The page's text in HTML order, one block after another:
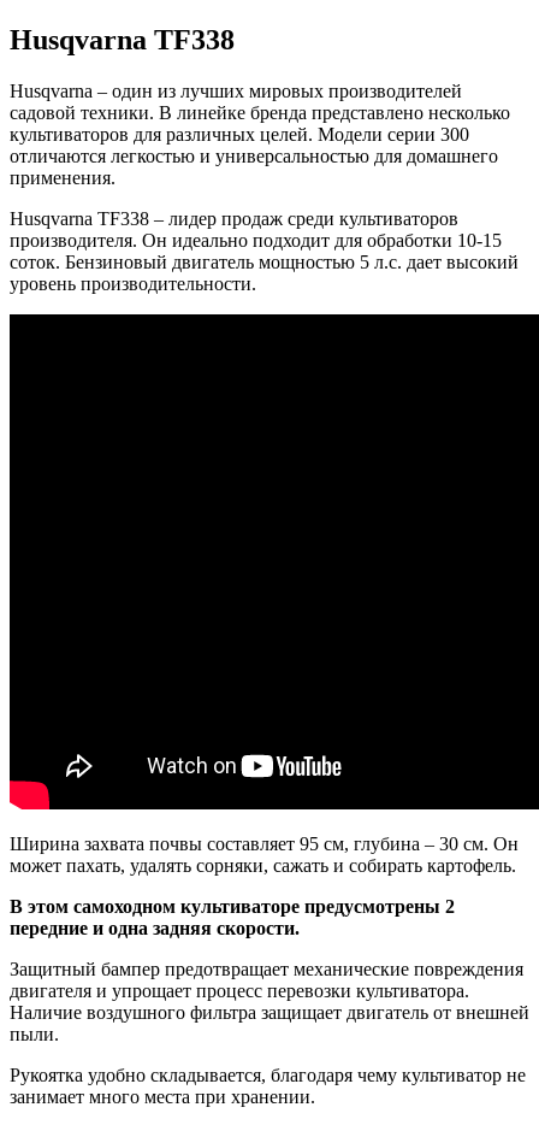
Husqvarna TF338
Husqvarna – один из лучших мировых производителей
садовой техники. В линейке бренда представлено несколько
культиваторов для различных целей. Модели серии 300
отличаются легкостью и универсальностью для домашнего
применения.
Husqvarna TF338 – лидер продаж среди культиваторов
производителя. Он идеально подходит для обработки 10-15
соток. Бензиновый двигатель мощностью 5 л.с. дает высокий
уровень производительности.
Ширина захвата почвы составляет 95 см, глубина – 30 см. Он
может пахать, удалять сорняки, сажать и собирать картофель.
В этом самоходном культиваторе предусмотрены 2
передние и одна задняя скорости.
Защитный бампер предотвращает механические повреждения
двигателя и упрощает процесс перевозки культиватора.
Наличие воздушного фильтра защищает двигатель от внешней
пыли.
Рукоятка удобно складывается, благодаря чему культиватор не
занимает много места при хранении.